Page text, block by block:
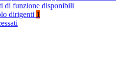
di funzione disponibili
dirigenti 1